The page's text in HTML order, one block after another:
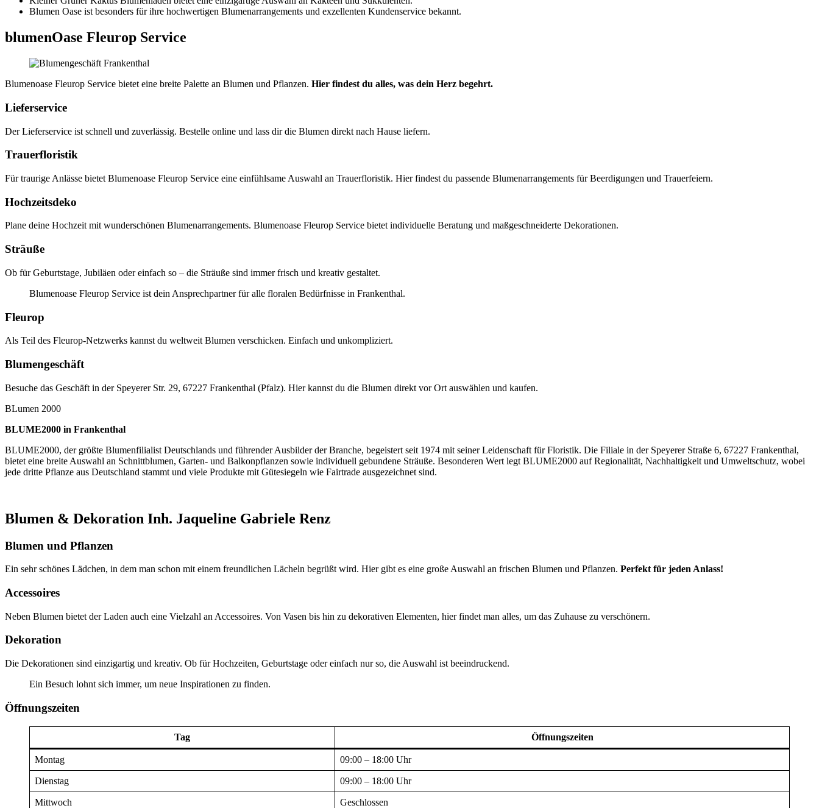
Blumen Oase ist besonders für ihre hochwertigen Blumenarrangements und exzellenten Kundenservice bekannt.
blumenOase Fleurop Service
Blumenoase Fleurop Service bietet eine breite Palette an Blumen und Pflanzen. Hier findest du alles, was dein Herz begehrt.
Lieferservice
Der Lieferservice ist schnell und zuverlässig. Bestelle online und lass dir die Blumen direkt nach Hause liefern.
Trauerfloristik
Für traurige Anlässe bietet Blumenoase Fleurop Service eine einfühlsame Auswahl an Trauerfloristik. Hier findest du passende Blumenarrangements für Beerdigungen und Trauerfeiern.
Hochzeitsdeko
Plane deine Hochzeit mit wunderschönen Blumenarrangements. Blumenoase Fleurop Service bietet individuelle Beratung und maßgeschneiderte Dekorationen.
Sträuße
Ob für Geburtstage, Jubiläen oder einfach so – die Sträuße sind immer frisch und kreativ gestaltet.
Blumenoase Fleurop Service ist dein Ansprechpartner für alle floralen Bedürfnisse in Frankenthal.
Fleurop
Als Teil des Fleurop-Netzwerks kannst du weltweit Blumen verschicken. Einfach und unkompliziert.
Blumengeschäft
Besuche das Geschäft in der Speyerer Str. 29, 67227 Frankenthal (Pfalz). Hier kannst du die Blumen direkt vor Ort auswählen und kaufen.
BLumen 2000
BLUME2000 in Frankenthal
BLUME2000, der größte Blumenfilialist Deutschlands und führender Ausbilder der Branche, begeistert seit 1974 mit seiner Leidenschaft für Floristik. Die Filiale in der Speyerer Straße 6, 67227 Frankenthal,
bietet eine breite Auswahl an Schnittblumen, Garten- und Balkonpflanzen sowie individuell gebundene Sträuße. Besonderen Wert legt BLUME2000 auf Regionalität, Nachhaltigkeit und Umweltschutz, wobei
jede dritte Pflanze aus Deutschland stammt und viele Produkte mit Gütesiegeln wie Fairtrade ausgezeichnet sind.
Blumen & Dekoration Inh. Jaqueline Gabriele Renz
Blumen und Pflanzen
Ein sehr schönes Lädchen, in dem man schon mit einem freundlichen Lächeln begrüßt wird. Hier gibt es eine große Auswahl an frischen Blumen und Pflanzen. Perfekt für jeden Anlass!
Accessoires
Neben Blumen bietet der Laden auch eine Vielzahl an Accessoires. Von Vasen bis hin zu dekorativen Elementen, hier findet man alles, um das Zuhause zu verschönern.
Dekoration
Die Dekorationen sind einzigartig und kreativ. Ob für Hochzeiten, Geburtstage oder einfach nur so, die Auswahl ist beeindruckend.
Ein Besuch lohnt sich immer, um neue Inspirationen zu finden.
Öffnungszeiten
Tag Öffnungszeiten
Montag 09:00 – 18:00 Uhr
Dienstag 09:00 – 18:00 Uhr
Mittwoch Geschlossen